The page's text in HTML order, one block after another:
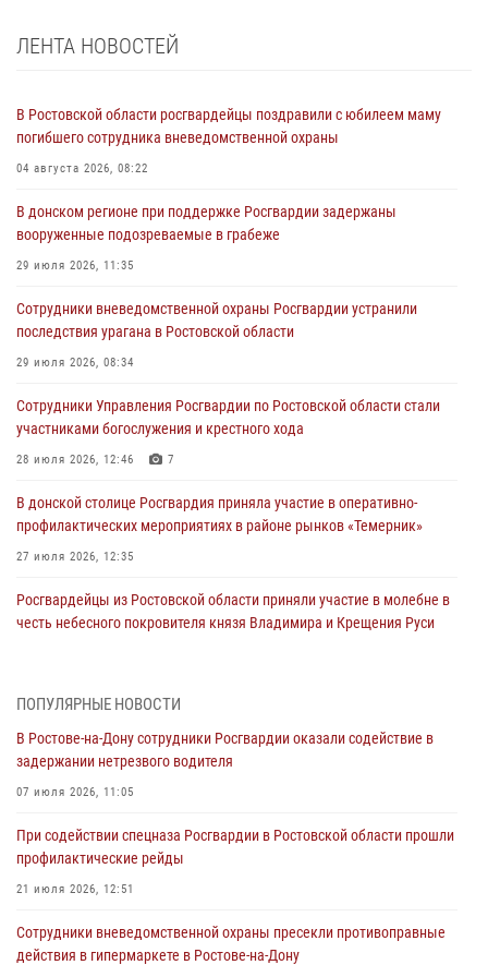
ЛЕНТА НОВОСТЕЙ
В Ростовской области росгвардейцы поздравили с юбилеем маму
погибшего сотрудника вневедомственной охраны
04 августа 2026, 08:22
В донском регионе при поддержке Росгвардии задержаны
вооруженные подозреваемые в грабеже
29 июля 2026, 11:35
Сотрудники вневедомственной охраны Росгвардии устранили
последствия урагана в Ростовской области
29 июля 2026, 08:34
Сотрудники Управления Росгвардии по Ростовской области стали
участниками богослужения и крестного хода
28 июля 2026, 12:46 7
В донской столице Росгвардия приняла участие в оперативно-
профилактических мероприятиях в районе рынков «Темерник»
27 июля 2026, 12:35
Росгвардейцы из Ростовской области приняли участие в молебне в
честь небесного покровителя князя Владимира и Крещения Руси
При содействии спецназа Росгвардии в Ростовской области прошли
21 июля 2026, 12:51
В Ростовской области экипаж вневедомственной охраны задержал
17 июля 2026, 07:24
Сотрудники вневедомственной охраны пресекли противоправные
16 июля 2026, 11:27
ПОПУЛЯРНЫЕ НОВОСТИ
В Ростове-на-Дону сотрудники Росгвардии оказали содействие в
задержании нетрезвого водителя
07 июля 2026, 11:05
При содействии спецназа Росгвардии в Ростовской области прошли
профилактические рейды
21 июля 2026, 12:51
Сотрудники вневедомственной охраны пресекли противоправные
действия в гипермаркете в Ростове-на-Дону